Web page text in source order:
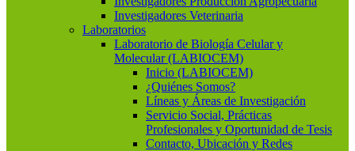
Investigadores Veterinaria
Laboratorios
Laboratorio de Biología Celular y
Molecular (LABIOCEM)
Inicio (LABIOCEM)
¿Quiénes Somos?
Líneas y Áreas de Investigación
Servicio Social, Prácticas
Profesionales y Oportunidad de Tesis
Contacto, Ubicación y Redes